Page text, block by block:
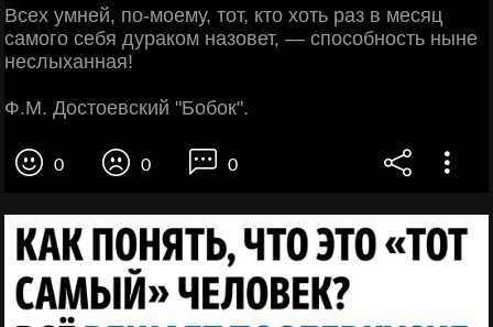
Всех умней, по-моему, тот, кто хоть раз в месяц
самого себя дураком назовет, — способность ныне
неслыханная!
Ф.М. Достоевский "Бобок".
0 0 0